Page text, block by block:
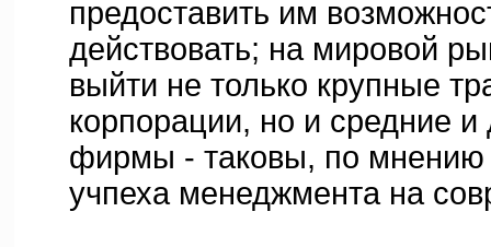
предоставить им
действовать; на мировой
выйти не только крупные
корпорации, но и средние
фирмы - таковы, по мнению
учпеха менеджмента на